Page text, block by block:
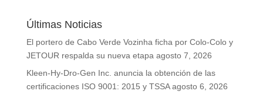
Últimas Noticias
El portero de Cabo Verde Vozinha ficha por Colo-Colo y
JETOUR respalda su nueva etapa agosto 7, 2026
Kleen-Hy-Dro-Gen Inc. anuncia la obtención de las
certificaciones ISO 9001: 2015 y TSSA agosto 6, 2026